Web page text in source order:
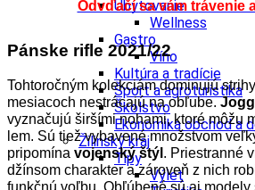
Ubytovanie
Wellness
Gastro
Víno
Kultúra a tradície
Šport a agroturistika
Školstvo
Ekonomika obchod a
Žilinský kraj
Tipy
Výlet
Odvďačí sa vám trávenie
Pánske rifle 2021/22
Tohtoročným kolekciám dominujú
mesiacoch nestrácajú na obľube.
vyznačujú širšími nohami, ktoré môžu
lem. Sú tiež vybavené množstvom
pripomína vojenský štýl . Priestranné
džínsom charakter a zároveň z nich
funkčnú voľbu. Obľúbené sú aj modely